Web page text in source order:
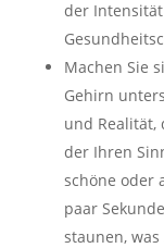
der
Machen Sie
Gehirn
und Realität,
der Ihren
schöne oder
paar
staunen,